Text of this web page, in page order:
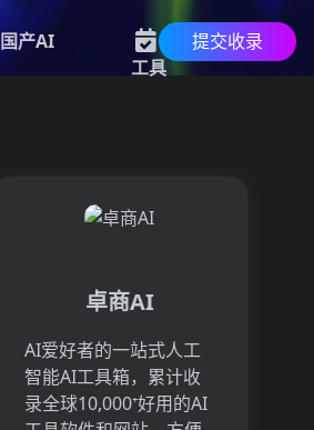
国产AI
最新AI
工具
提交收录
卓商AI
AI爱好者的一站式人工
智能AI工具箱，累计收
录全球10,000⁺好用的AI